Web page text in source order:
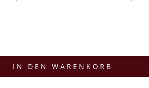
IN DEN WARENKORB